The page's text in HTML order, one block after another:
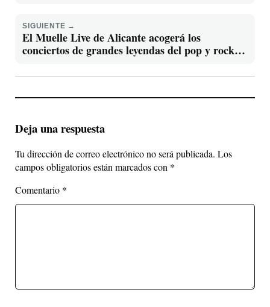
SIGUIENTE →
El Muelle Live de Alicante acogerá los
conciertos de grandes leyendas del pop y rock
generaciones
Deja una respuesta
Tu dirección de correo electrónico no será publicada. Los
campos obligatorios están marcados con *
Comentario *